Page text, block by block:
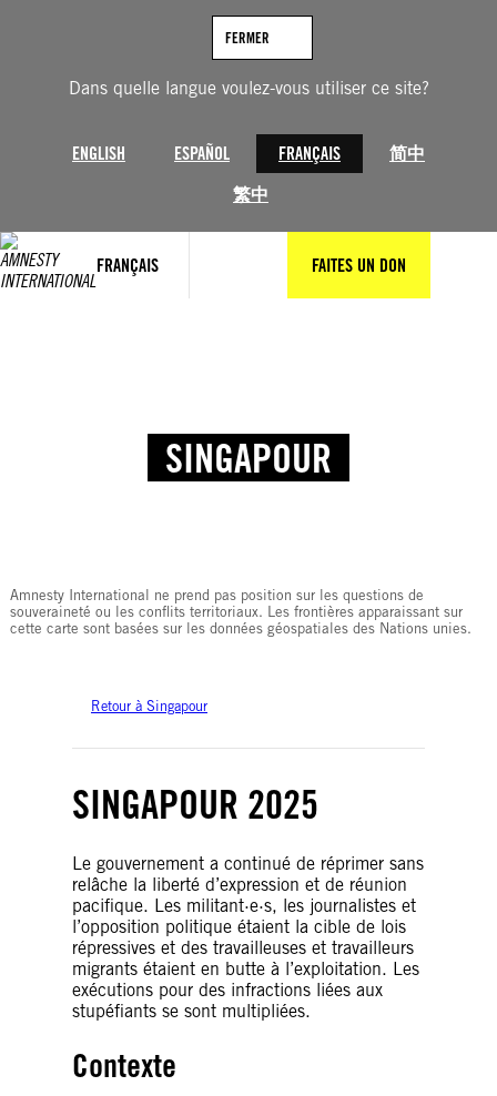
Dans quelle langue voulez-vous utiliser ce site?
ENGLISH ESPAÑOL FRANÇAIS
简中
繁中
FERMER
FRANÇAIS FAITES UN DON
SINGAPOUR
Amnesty International ne prend pas position sur les questions de
souveraineté ou les conflits territoriaux. Les frontières apparaissant sur
cette carte sont basées sur les données géospatiales des Nations unies.
Retour à Singapour
SINGAPOUR 2025
Le gouvernement a continué de réprimer sans
relâche la liberté d’expression et de réunion
pacifique. Les militant·e·s, les journalistes et
l’opposition politique étaient la cible de lois
répressives et des travailleuses et travailleurs
migrants étaient en butte à l’exploitation. Les
exécutions pour des infractions liées aux
stupéfiants se sont multipliées.
Contexte